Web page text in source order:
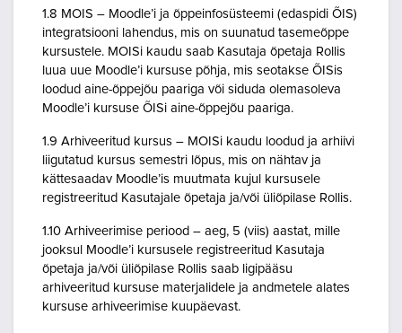
1.8 MOIS – Moodle’i ja õppeinfosüsteemi (edaspidi ÕIS)
integratsiooni lahendus, mis on suunatud tasemeõppe
kursustele. MOISi kaudu saab Kasutaja õpetaja Rollis
luua uue Moodle’i kursuse põhja, mis seotakse ÕISis
loodud aine-õppejõu paariga või siduda olemasoleva
Moodle’i kursuse ÕISi aine-õppejõu paariga.
1.9 Arhiveeritud kursus – MOISi kaudu loodud ja arhiivi
liigutatud kursus semestri lõpus, mis on nähtav ja
kättesaadav Moodle’is muutmata kujul kursusele
registreeritud Kasutajale õpetaja ja/või üliõpilase Rollis.
1.10 Arhiveerimise periood – aeg, 5 (viis) aastat, mille
jooksul Moodle’i kursusele registreeritud Kasutaja
õpetaja ja/või üliõpilase Rollis saab ligipääsu
arhiveeritud kursuse materjalidele ja andmetele alates
kursuse arhiveerimise kuupäevast.